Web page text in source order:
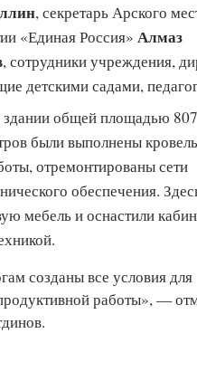
, секретарь Арского
«Единая Россия» Алмаз
, сотрудники учреждения,
детскими садами,
общей площадью 807
были выполнены
отремонтированы сети
обеспечения.
мебель и оснастили
созданы все условия для
работы», —